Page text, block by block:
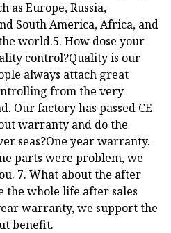
as Europe, Russia,
South America, Africa, and
world.5. How dose your
control?Quality is our
always attach great
from the very
Our factory has passed CE
warranty and do the
seas?One year warranty.
parts were problem, we
7. What about the after
the whole life after sales
warranty, we support the
benefit.